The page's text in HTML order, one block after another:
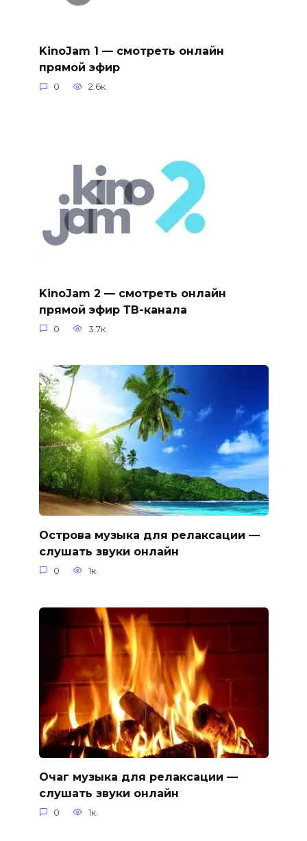
KinoJam 1 — смотреть онлайн
прямой эфир
0 2.6к.
KinoJam 2 — смотреть онлайн
прямой эфир ТВ-канала
0 3.7к.
Острова музыка для релаксации —
слушать звуки онлайн
0 1к.
Очаг музыка для релаксации —
слушать звуки онлайн
0 1к.